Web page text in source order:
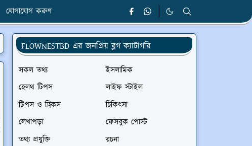
যোগাযোগ করুণ
FLOWNESTBD এর জনপ্রিয় ব্লগ ক্যাটাগরি
সকল তথ্য
ইসলামিক
হেলথ টিপস
লাইফ স্টাইল
টিপস ও ট্রিকস
চিকিৎসা
লেখাপড়া
ফেসবুক পোস্ট
তথ্য প্রযুক্তি
রচনা